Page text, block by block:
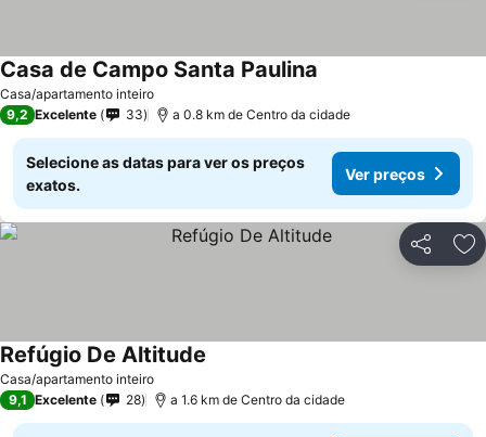
Casa/apartamento inteiro
Casa de Campo Santa Paulina
9,2 Excelente 33 a 0.8 km de Centro da cidade
Selecione as datas para ver os preços
exatos.
Ver preços
Partilhar
Casa/apartamento inteiro
Refúgio De Altitude
9,1 Excelente 28 a 1.6 km de Centro da cidade